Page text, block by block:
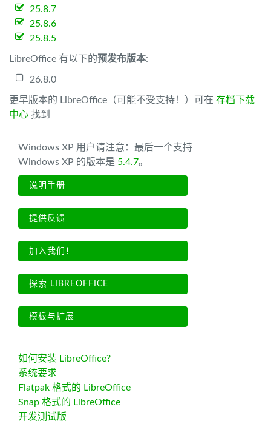
25.8.7
25.8.6
25.8.5
LibreOffice 有以下的预发布版本:
26.8.0
更早版本的 LibreOffice（可能不受支持！）可在 存档下载
中心 找到
Windows XP 用户请注意：最后一个支持
Windows XP 的版本是 5.4.7。
说明手册
提供反馈
加入我们！
探索 LIBREOFFICE
模板与扩展
如何安装 LibreOffice?
系统要求
Flatpak 格式的 LibreOffice
Snap 格式的 LibreOffice
开发测试版